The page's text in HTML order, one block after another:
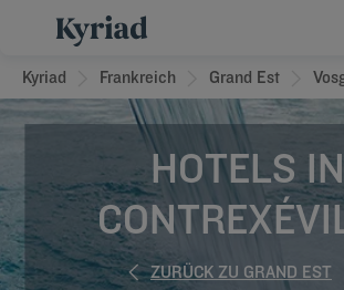
Kyriad Frankreich Grand Est
HOTELS IN
ZURÜCK ZU GRAND EST